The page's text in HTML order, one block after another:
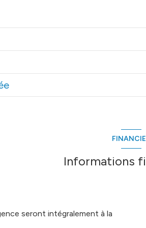
Informations
seront intégralement à la